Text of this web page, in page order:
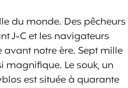
du monde. Des pêcheurs
J-C et les navigateurs
notre ère. Sept mille
magnifique. Le souk, un
est située à quarante